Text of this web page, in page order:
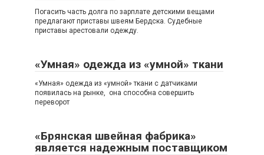
Погасить часть долга по зарплате детскими вещами
предлагают приставы швеям Бердска. Судебные
приставы арестовали одежду.
«Умная» одежда из «умной» ткани
«Умная» одежда из «умной» ткани с датчиками
появилась на рынке, она способна совершить
переворот
«Брянская швейная фабрика»
является надежным поставщиком